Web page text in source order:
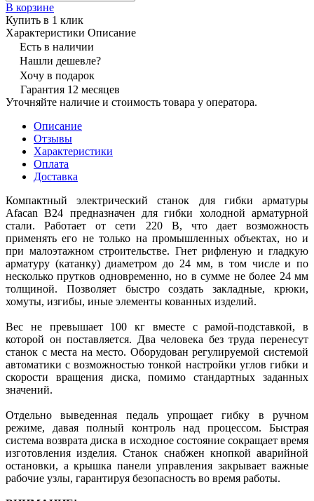
В корзине
Купить в 1 клик
Характеристики Описание
Есть в наличии
Нашли дешевле?
Хочу в подарок
Гарантия 12 месяцев
Уточняйте наличие и стоимость товара у оператора.
Описание
Отзывы
Характеристики
Оплата
Доставка
Компактный электрический станок для гибки арматуры
Afacan В24 предназначен для гибки холодной арматурной
стали. Работает от сети 220 В, что дает возможность
применять его не только на промышленных объектах, но и
при малоэтажном строительстве. Гнет рифленую и гладкую
арматуру (катанку) диаметром до 24 мм, в том числе и по
несколько прутков одновременно, но в сумме не более 24 мм
толщиной. Позволяет быстро создать закладные, крюки,
хомуты, изгибы, иные элементы кованных изделий.
Вес не превышает 100 кг вместе с рамой-подставкой, в
которой он поставляется. Два человека без труда перенесут
станок с места на место. Оборудован регулируемой системой
автоматики с возможностью тонкой настройки углов гибки и
скорости вращения диска, помимо стандартных заданных
значений.
Отдельно выведенная педаль упрощает гибку в ручном
режиме, давая полный контроль над процессом. Быстрая
система возврата диска в исходное состояние сокращает время
изготовления изделия. Станок снабжен кнопкой аварийной
остановки, а крышка панели управления закрывает важные
рабочие узлы, гарантируя безопасность во время работы.